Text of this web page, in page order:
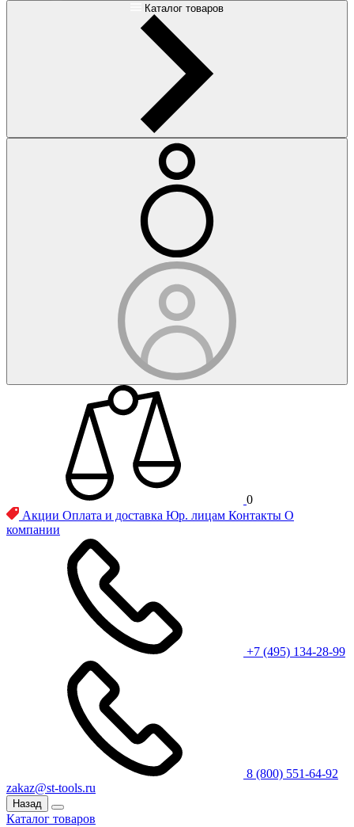
Каталог товаров
0
Акции Оплата и доставка Юр. лицам Контакты О
компании
+7 (495) 134-28-99
8 (800) 551-64-92
zakaz@st-tools.ru
Назад
Каталог товаров